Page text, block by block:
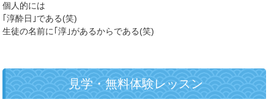
個人的には
｢淳酔日｣である(笑)
生徒の名前に｢淳｣があるからである(笑)
見学・無料体験レッスン